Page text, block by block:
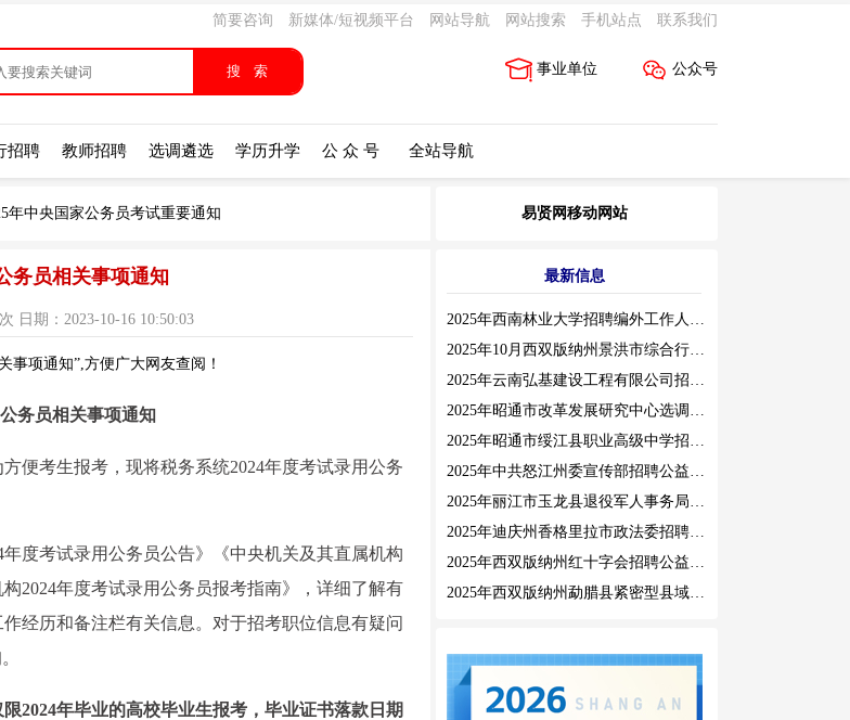
简要咨询 新媒体/短视频平台 网站导航 网站搜索 手机站点 联系我们
公众号
事业单位
招聘 教师招聘 选调遴选 学历升学 公 众 号 全站导航
年中央国家公务员考试重要通知
务员相关事项通知
日期：2023-10-16 10:50:03
事项通知”,方便广大网友查阅！
务员相关事项通知
便考生报考，现将税务系统2024年度考试录用公务
度考试录用公务员公告》《中央机关及其直属机构
2024年度考试录用公务员报考指南》，详细了解有
经历和备注栏有关信息。对于招考职位信息有疑问
2024年毕业的高校毕业生报考，毕业证书落款日期
易贤网移动网站
最新信息
2025年西南林业大学招聘编外工作人员公告（三）
2025年10月西双版纳州景洪市综合行政执法局招聘人员公告
2025年云南弘基建设工程有限公司招聘公告
2025年昭通市改革发展研究中心选调工作人员职业素质测评通告
2025年昭通市绥江县职业高级中学招聘编外紧缺临聘数学教师公告
2025年中共怒江州委宣传部招聘公益性岗位公告
2025年丽江市玉龙县退役军人事务局公益性岗位招聘公告
2025年迪庆州香格里拉市政法委招聘公益性岗位公告
2025年西双版纳州红十字会招聘公益性岗位人员公告
2025年西双版纳州勐腊县紧密型县域医共体招聘编外人员公告